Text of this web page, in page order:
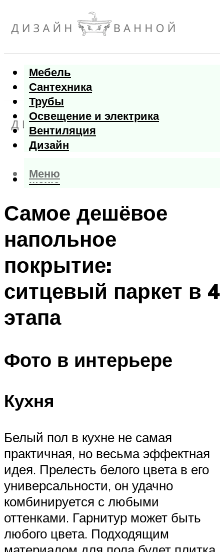
Мебель
Сантехника
Трубы
Освещение и электрика
Вентиляция
Дизайн
Меню
Меню
Самое дешёвое
напольное
покрытие:
ситцевый паркет в 4
этапа
Фото в интерьере
Кухня
Белый пол в кухне не самая
практичная, но весьма эффектная
идея. Прелесть белого цвета в его
универсальности, он удачно
комбинируется с любыми
оттенками. Гарнитур может быть
любого цвета. Подходящим